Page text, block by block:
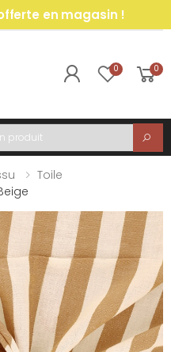
en magasin !
0 0
Toile